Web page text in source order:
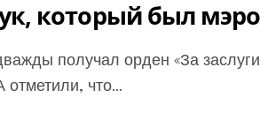
который был
что...